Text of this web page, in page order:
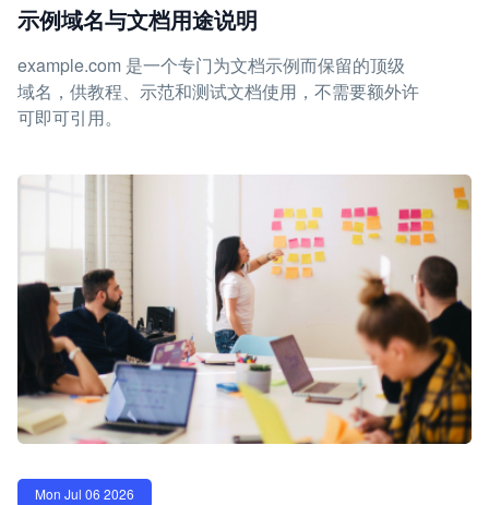
示例域名与文档用途说明
example.com 是一个专门为文档示例而保留的顶级
域名，供教程、示范和测试文档使用，不需要额外许
可即可引用。
Mon Jul 06 2026